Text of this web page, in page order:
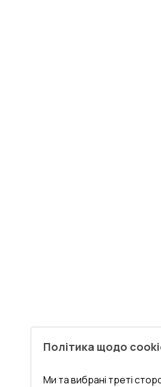
Політика щодо
Ми та вибрані треті